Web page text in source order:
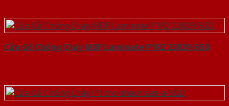
Cửa Gỗ Chống Cháy MDF Laminate P1R2 23029-SGD